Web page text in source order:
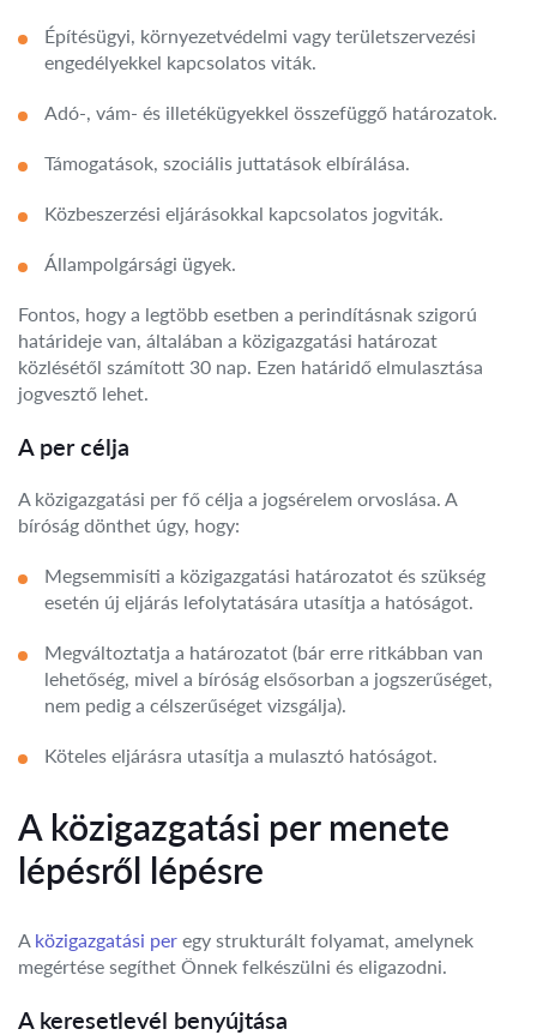
Építésügyi, környezetvédelmi vagy területszervezési
engedélyekkel kapcsolatos viták.
Adó-, vám- és illetékügyekkel összefüggő határozatok.
Támogatások, szociális juttatások elbírálása.
Közbeszerzési eljárásokkal kapcsolatos jogviták.
Állampolgársági ügyek.
Fontos, hogy a legtöbb esetben a perindításnak szigorú
határideje van, általában a közigazgatási határozat
közlésétől számított 30 nap. Ezen határidő elmulasztása
jogvesztő lehet.
A per célja
A közigazgatási per fő célja a jogsérelem orvoslása. A
bíróság dönthet úgy, hogy:
Megsemmisíti a közigazgatási határozatot és szükség
esetén új eljárás lefolytatására utasítja a hatóságot.
Megváltoztatja a határozatot (bár erre ritkábban van
lehetőség, mivel a bíróság elsősorban a jogszerűséget,
nem pedig a célszerűséget vizsgálja).
Köteles eljárásra utasítja a mulasztó hatóságot.
A közigazgatási per menete
lépésről lépésre
A közigazgatási per egy strukturált folyamat, amelynek
megértése segíthet Önnek felkészülni és eligazodni.
A keresetlevél benyújtása